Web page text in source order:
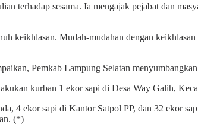
terhadap sesama. Ia mengajak pejabat dan
keikhlasan. Mudah-mudahan dengan
Pemkab Lampung Selatan
kurban 1 ekor sapi di Desa Way Galih,
4 ekor sapi di Kantor Satpol PP, dan 32 ekor
(*)